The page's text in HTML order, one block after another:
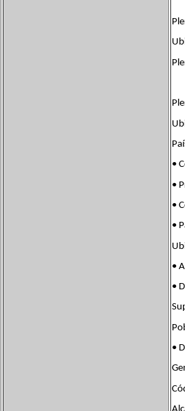
•
•
•
•
•
•
•